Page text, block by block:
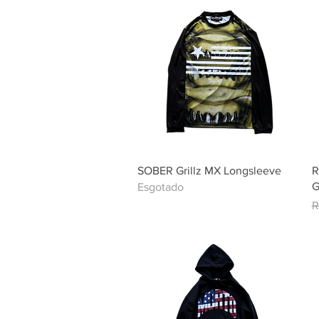
Visualização rápida
SOBER Grillz MX Longsleeve
Esgotado